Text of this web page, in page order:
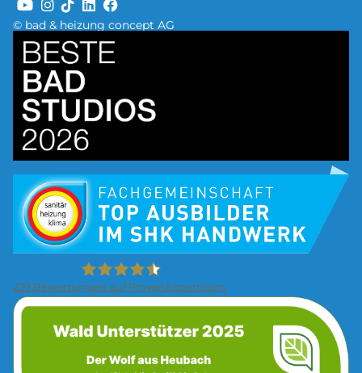
© bad & heizung concept AG
239 Bewertungen auf ProvenExpert.com
Bild